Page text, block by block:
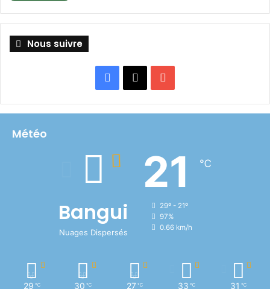
Nous suivre
Facebook
X
Météo
Bangui
Nuages Dispersés
21 ℃
29º - 21º
97%
0.66 km/h
29 ℃ 30 ℃ 27 ℃ 33 ℃ 31 ℃